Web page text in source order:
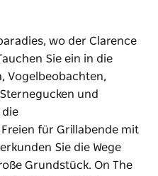
wo der Clarence
Sie ein in die
Vogelbeobachten,
und
die
für Grillabende mit
Sie die Wege
Grundstück. On The